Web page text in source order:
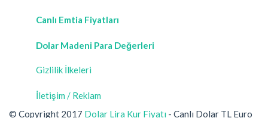
Canlı Emtia Fiyatları
Dolar Madeni Para Değerleri
Gizlilik İlkeleri
İletişim / Reklam
© Copyright 2017 Dolar Lira Kur Fiyatı - Canlı Dolar TL Euro